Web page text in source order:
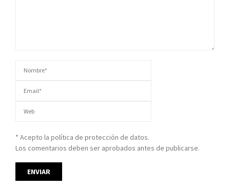
* Acepto la política de protección de datos.
Los comentarios deben ser aprobados antes de publicarse.